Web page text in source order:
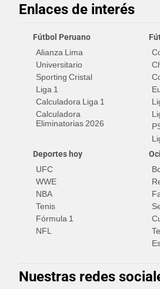
Enlaces de interés
Fútbol Peruano
Alianza Lima
Universitario
Sporting Cristal
Liga 1
Calculadora Liga 1
Calculadora
Eliminatorias 2026
Deportes hoy
UFC
WWE
NBA
Tenis
Fórmula 1
NFL
Nuestras redes